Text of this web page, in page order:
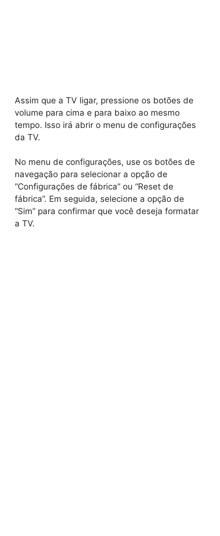
Assim que a TV ligar, pressione os botões de
volume para cima e para baixo ao mesmo
tempo. Isso irá abrir o menu de configurações
da TV.
No menu de configurações, use os botões de
navegação para selecionar a opção de
“Configurações de fábrica” ou “Reset de
fábrica”. Em seguida, selecione a opção de
“Sim” para confirmar que você deseja formatar
a TV.